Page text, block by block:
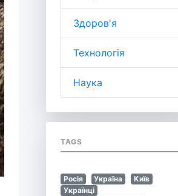
Здоров'я
Технологія
Наука
TAGS
Росія Україна
Київ
Українці